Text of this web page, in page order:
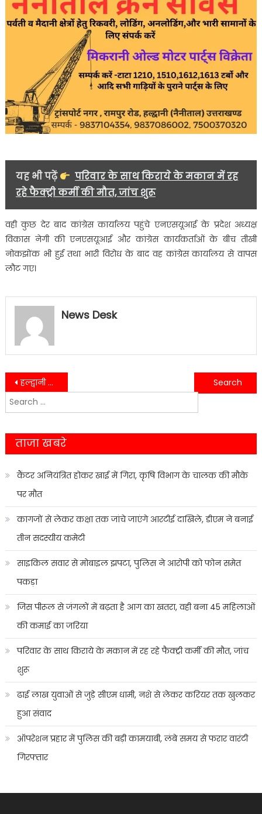
यह भी पढ़ें
परिवार के साथ किराये के मकान में रह
रहे फैक्ट्री कर्मी की मौत, जांच शुरू
वही कुछ देर बाद कांग्रेस कार्यालय पहुंचे एनएसयूआई के प्रदेश अध्यक्ष
विकास नेगी की एनएसयूआई और कांग्रेस कार्यकर्ताओं के बीच तीखी
नोकझोंक भी हुई तथा भारी विरोध के बाद वह कांग्रेस कार्यालय से वापस
लौट गए।
News Desk
Post
navigation
हल्द्वानी में सरार्फा की दुकानों से दिन दहाडे चोरी, शातिर चोर को चोरी के माल के साथ पुलिस ने किया गिरफ्तार।
हल्द्वानी कोतवाली में रमज़ान और नवरात्रि को लेकर धार्मिक स्थलों में लाउडस्पीकरों पर हुई चर्चा…..
Search
for:
ताजा खबरे
कैंटर अनियंत्रित होकर खाई में गिरा, कृषि विभाग के चालक की मौके
पर मौत
कागजों से लेकर कक्षा तक जांचे जाएंगे आरटीई दाखिले, डीएम ने बनाई
तीन सदस्यीय कमेटी
साइकिल सवार से मोबाइल झपटा, पुलिस ने आरोपी को फोन समेत
पकड़ा
जिस पीरूल से जंगलों में बढ़ता है आग का खतरा, वही बना 45 महिलाओं
की कमाई का जरिया
परिवार के साथ किराये के मकान में रह रहे फैक्ट्री कर्मी की मौत, जांच
शुरू
ढाई लाख युवाओं से जुड़े सीएम धामी, नशे से लेकर करियर तक खुलकर
हुआ संवाद
ऑपरेशन प्रहार में पुलिस की बड़ी कामयाबी, लंबे समय से फरार वारंटी
गिरफ्तार